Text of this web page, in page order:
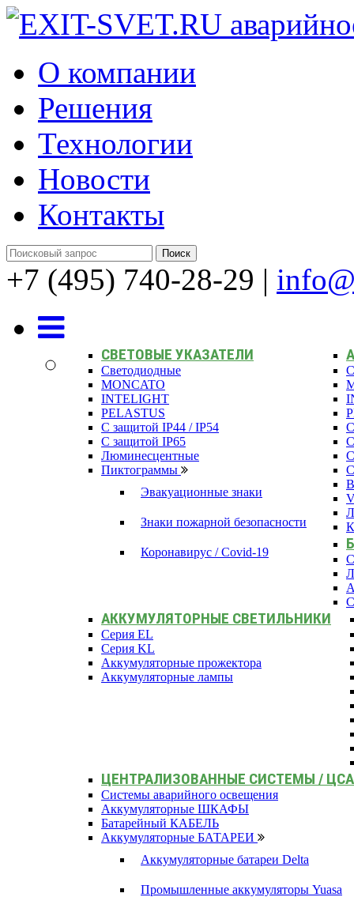
О компании
Решения
Технологии
Новости
Контакты
+7 (495) 740-28-29 |
СВЕТОВЫЕ УКАЗАТЕЛИ
Светодиодные
MONCATO
INTELIGHT
PELASTUS
С защитой IP44 / IP54
С защитой IP65
Люминесцентные
Пиктограммы
Эвакуационные знаки
Знаки пожарной безопасности
Коронавирус / Covid-19
АККУМУЛЯТОРНЫЕ СВЕТИЛЬНИКИ
Серия EL
Серия KL
Аккумуляторные прожектора
Аккумуляторные лампы
ЦЕНТРАЛИЗОВАННЫЕ СИСТЕМЫ /
Системы аварийного освещения
Аккумуляторные ШКАФЫ
Батарейный КАБЕЛЬ
Аккумуляторные БАТАРЕИ
Аккумуляторные батареи Delta
Промышленные аккумуляторы Yuasa